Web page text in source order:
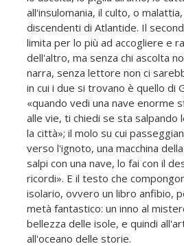
all'insulomania, il culto, o
discendenti di Atlantide. Il
limita per lo più ad accogliere e
dell'altro, ma senza chi ascolta
narra, senza lettore non ci
in cui i due si trovano è quello di
«quando vedi una nave enorme
alle vie, ti chiedi se sta salpando
la città»; il molo su cui
verso l'ignoto, una macchina
salpi con una nave, lo fai con il
ricordi». E il testo che
isolario, ovvero un libro anfibio,
metà fantastico: un inno al
bellezza delle isole, e quindi
all'oceano delle storie.